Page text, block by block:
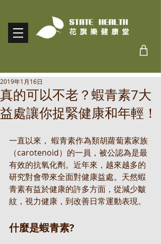
真的可以不老？蝦青素7大
益處讓你捉緊健康和年輕！
2019年1月16日
一直以來， 蝦青素作為類胡蘿蔔素家族
（carotenoid）的一員，被公認為是最
有效的抗氧化劑。近年來，越來越多的
研究對會帶來全面對健康益處。天然蝦
青素有益於健康的許多方面，從減少皺
紋，視力健康，到改善日常運動表現。
什麼是蝦青素?